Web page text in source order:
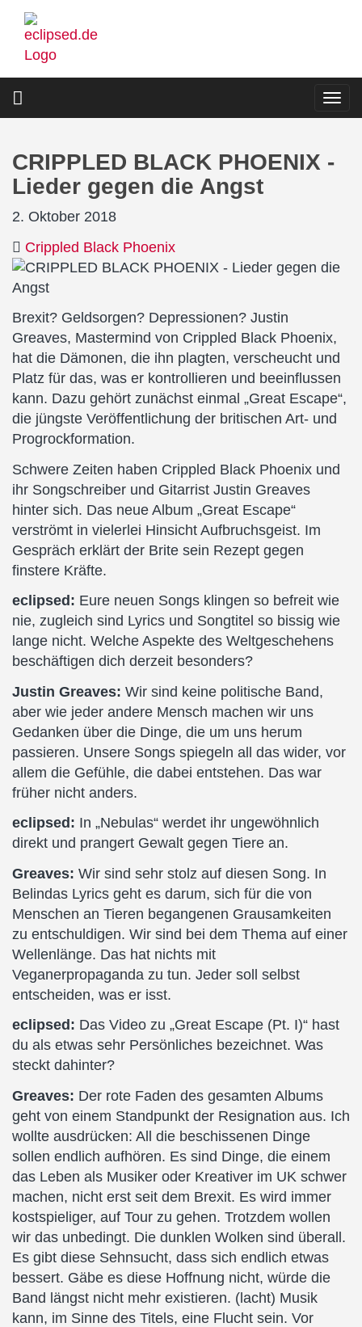
Direkt
zum
Inhalt
CRIPPLED BLACK PHOENIX -
Lieder gegen die Angst
2. Oktober 2018
Crippled Black Phoenix
Brexit? Geldsorgen? Depressionen? Justin
Greaves, Mastermind von Crippled Black Phoenix,
hat die Dämonen, die ihn plagten, verscheucht und
Platz für das, was er kontrollieren und beeinflussen
kann. Dazu gehört zunächst einmal „Great Escape“,
die jüngste Veröffentlichung der britischen Art- und
Progrockformation.
Schwere Zeiten haben Crippled Black Phoenix und
ihr Songschreiber und Gitarrist Justin Greaves
hinter sich. Das neue Album „Great Escape“
verströmt in vielerlei Hinsicht Aufbruchsgeist. Im
Gespräch erklärt der Brite sein Rezept gegen
finstere Kräfte.
eclipsed: Eure neuen Songs klingen so befreit wie
nie, zugleich sind Lyrics und Songtitel so bissig wie
lange nicht. Welche Aspekte des Weltgeschehens
beschäftigen dich derzeit besonders?
Justin Greaves: Wir sind keine politische Band,
aber wie jeder andere Mensch machen wir uns
Gedanken über die Dinge, die um uns herum
passieren. Unsere Songs spiegeln all das wider, vor
allem die Gefühle, die dabei entstehen. Das war
früher nicht anders.
eclipsed: In „Nebulas“ werdet ihr ungewöhnlich
direkt und prangert Gewalt gegen Tiere an.
Greaves: Wir sind sehr stolz auf diesen Song. In
Belindas Lyrics geht es darum, sich für die von
Menschen an Tieren begangenen Grausamkeiten
zu entschuldigen. Wir sind bei dem Thema auf einer
Wellenlänge. Das hat nichts mit
Veganerpropaganda zu tun. Jeder soll selbst
entscheiden, was er isst.
eclipsed: Das Video zu „Great Escape (Pt. I)“ hast
du als etwas sehr Persönliches bezeichnet. Was
steckt dahinter?
Greaves: Der rote Faden des gesamten Albums
geht von einem Standpunkt der Resignation aus. Ich
wollte ausdrücken: All die beschissenen Dinge
sollen endlich aufhören. Es sind Dinge, die einem
das Leben als Musiker oder Kreativer im UK schwer
machen, nicht erst seit dem Brexit. Es wird immer
kostspieliger, auf Tour zu gehen. Trotzdem wollen
wir das unbedingt. Die dunklen Wolken sind überall.
Es gibt diese Sehnsucht, dass sich endlich etwas
bessert. Gäbe es diese Hoffnung nicht, würde die
Band längst nicht mehr existieren. (lacht) Musik
kann, im Sinne des Titels, eine Flucht sein. Vor